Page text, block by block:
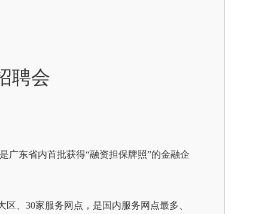
聘会
广东省内首批获得“融资担保牌照”的金融企
区、30家服务网点，是国内服务网点最多、